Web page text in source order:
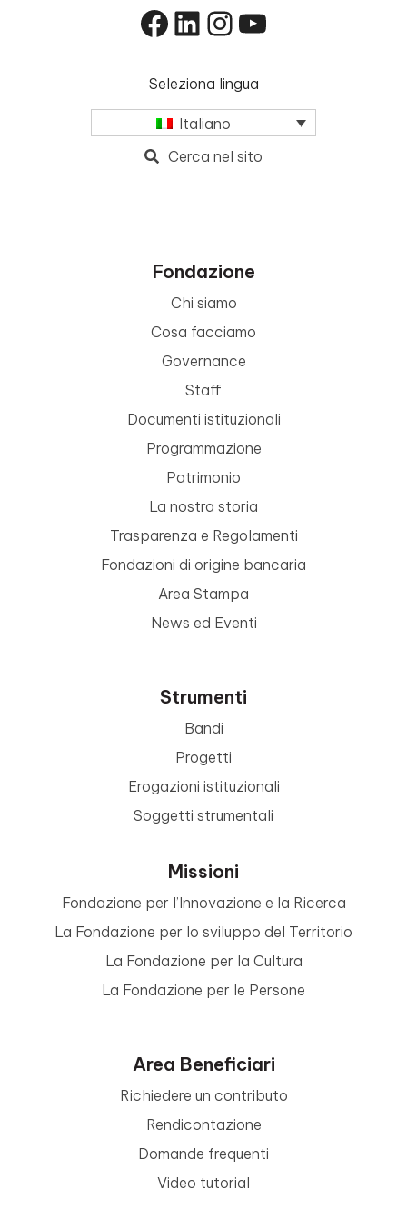
Facebook
LinkedIn
Instagram
YouTube
Seleziona lingua
Italiano
Cerca nel sito
Fondazione
Chi siamo
Cosa facciamo
Governance
Staff
Documenti istituzionali
Programmazione
Patrimonio
La nostra storia
Trasparenza e Regolamenti
Fondazioni di origine bancaria
Area Stampa
News ed Eventi
Strumenti
Bandi
Progetti
Erogazioni istituzionali
Soggetti strumentali
Missioni
Fondazione per l’Innovazione e la Ricerca
La Fondazione per lo sviluppo del Territorio
La Fondazione per la Cultura
La Fondazione per le Persone
Area Beneficiari
Richiedere un contributo
Rendicontazione
Domande frequenti
Video tutorial